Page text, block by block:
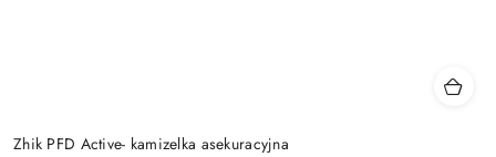
Zhik PFD Active- kamizelka asekuracyjna